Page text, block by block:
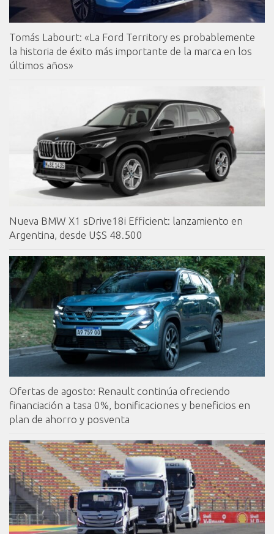
Tomás Labourt: «La Ford Territory es probablemente
la historia de éxito más importante de la marca en los
últimos años»
Nueva BMW X1 sDrive18i Efficient: lanzamiento en
Argentina, desde U$S 48.500
Ofertas de agosto: Renault continúa ofreciendo
financiación a tasa 0%, bonificaciones y beneficios en
plan de ahorro y posventa